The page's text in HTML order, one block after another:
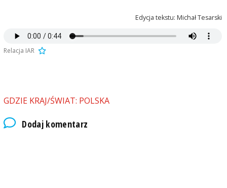
Edycja tekstu: Michał Tesarski
Relacja IAR
GDZIE KRAJ/ŚWIAT: POLSKA
Dodaj komentarz